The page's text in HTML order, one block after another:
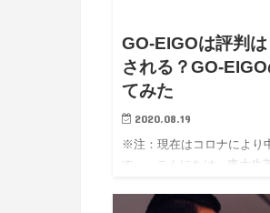
GO-EIGOは評判
される？GO-
てみた
2020.08.19
※注：現在はコロナにより
す。 こんにちは、東大生
も、 GO-EIGO (https://g…